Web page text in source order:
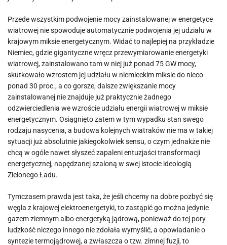
Przede wszystkim podwojenie mocy zainstalowanej w energetyce
wiatrowej nie spowoduje automatycznie podwojenia jej udziału w
krajowym miksie energetycznym. Widać to najlepiej na przykładzie
Niemiec, gdzie gigantyczne wręcz przewymiarowanie energetyki
wiatrowej, zainstalowano tam w niej już ponad 75 GW mocy,
skutkowało wzrostem jej udziału w niemieckim miksie do nieco
ponad 30 proc., a co gorsze, dalsze zwiększanie mocy
zainstalowanej nie znajduje już praktycznie żadnego
odzwierciedlenia we wzroście udziału energii wiatrowej w miksie
energetycznym. Osiągnięto zatem w tym wypadku stan swego
rodzaju nasycenia, a budowa kolejnych wiatraków nie ma w takiej
sytuacji już absolutnie jakiegokolwiek sensu, o czym jednakże nie
chcą w ogóle nawet słyszeć zapaleni entuzjaści transformacji
energetycznej, napędzanej szaloną w swej istocie ideologią
Zielonego Ładu.
Tymczasem prawda jest taka, że jeśli chcemy na dobre pozbyć się
węgla z krajowej elektroenergetyki, to zastąpić go można jedynie
gazem ziemnym albo energetyką jądrową, ponieważ do tej pory
ludzkość niczego innego nie zdołała wymyślić, a opowiadanie o
syntezie termojądrowej, a zwłaszcza o tzw. zimnej fuzji, to